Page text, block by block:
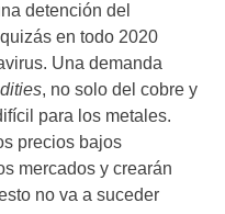
detención del
en todo 2020
Una demanda
, no solo del cobre y
para los metales.
precios bajos
mercados y crearán
no va a suceder